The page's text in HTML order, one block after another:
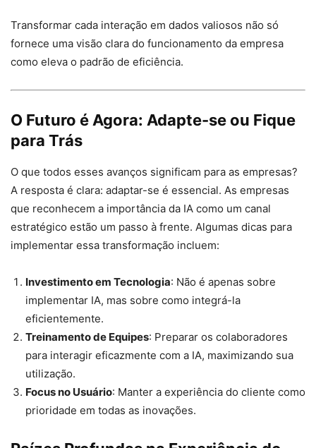
Transformar cada interação em dados valiosos não só
fornece uma visão clara do funcionamento da empresa
como eleva o padrão de eficiência.
O Futuro é Agora: Adapte-se ou Fique
para Trás
O que todos esses avanços significam para as empresas?
A resposta é clara: adaptar-se é essencial. As empresas
que reconhecem a importância da IA como um canal
estratégico estão um passo à frente. Algumas dicas para
implementar essa transformação incluem:
Investimento em Tecnologia: Não é apenas sobre
implementar IA, mas sobre como integrá-la
eficientemente.
Treinamento de Equipes: Preparar os colaboradores
para interagir eficazmente com a IA, maximizando sua
utilização.
Focus no Usuário: Manter a experiência do cliente como
prioridade em todas as inovações.